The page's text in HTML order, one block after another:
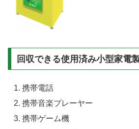
回収できる使用済み小型家電
携帯電話
携帯音楽プレーヤー
携帯ゲーム機